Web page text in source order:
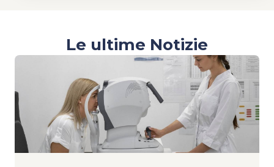
Le ultime Notizie